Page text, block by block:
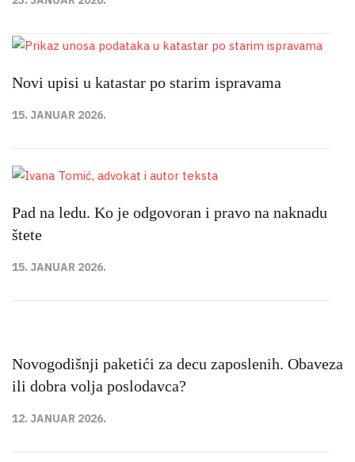
Novi upisi u katastar po starim ispravama
15. JANUAR 2026.
Pad na ledu. Ko je odgovoran i pravo na naknadu
štete
15. JANUAR 2026.
Novogodišnji paketići za decu zaposlenih. Obaveza
ili dobra volja poslodavca?
12. JANUAR 2026.